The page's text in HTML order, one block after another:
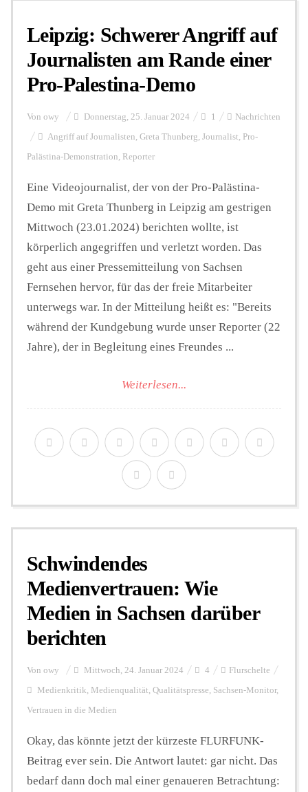
Leipzig: Schwerer Angriff auf
Journalisten am Rande einer
Pro-Palestina-Demo
Von owy Donnerstag, 25. Januar 2024 1 Nachrichten
Angriff auf Journalisten, Greta Thunberg, Journalist, Pro-
Palästina-Demonstration, Reporter
Eine Videojournalist, der von der Pro-Palästina-
Demo mit Greta Thunberg in Leipzig am gestrigen
Mittwoch (23.01.2024) berichten wollte, ist
körperlich angegriffen und verletzt worden. Das
geht aus einer Pressemitteilung von Sachsen
Fernsehen hervor, für das der freie Mitarbeiter
unterwegs war. In der Mitteilung heißt es: "Bereits
während der Kundgebung wurde unser Reporter (22
Jahre), der in Begleitung eines Freundes ...
Weiterlesen...
Schwindendes
Medienvertrauen: Wie
Medien in Sachsen darüber
berichten
Von owy Mittwoch, 24. Januar 2024 4 Flurschelte
Medienkritik, Medienqualität, Qualitätspresse, Sachsen-Monitor,
Vertrauen in die Medien
Okay, das könnte jetzt der kürzeste FLURFUNK-
Beitrag ever sein. Die Antwort lautet: gar nicht. Das
bedarf dann doch mal einer genaueren Betrachtung: